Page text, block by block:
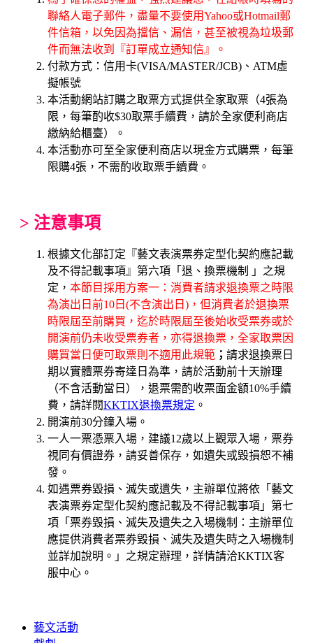
聯絡人電子郵件，盡量不要使用Yahoo或Hotmail郵
件信箱，以免因為擋信、漏信，甚至被視為垃圾郵
件而無法收到『訂單成立通知信』。
付款方式：信用卡(VISA/MASTER/JCB)、ATM虛
擬帳號
本活動網站訂購之取票方式提供全家取票（4張為
限，每筆酌收$30取票手續費，請於全家便利商店
繳納給櫃臺）。
本活動亦可至全家便利商店以現金方式購票，每筆
限購4張，不需酌收取票手續費。
> 注意事項
根據文化部訂定『藝文表演票券定型化契約應記載
及不得記載事項』第六項「退、換票機制 」之規
定， 本節目採用方案一：消費者請求退換票之時限
為演出日前10日(不含演出日)，但消費者於退換票
時限屆至前購買，迄於時限屆至後始收受票券或於
開演前仍未收受票券者，亦得退換票，全家取票因
購買當日便可取票則不適用此規範 ； 請求退換票日
期以實體票券寄達日為準，請於活動前十天辦理
（不含活動當日），退票需酌收票面金額10%手續
費，請詳閱KKTIX退換票規定 。
開演前30分鐘入場。
一人一票憑票入場，建議12歲以上觀眾入場，票券
視同有價證券，請妥善保存，如遺失或毀損恕不補
發。
如遇票券毀損、滅失或遺失，主辦單位將依「藝文
表演票券定型化契約應記載及不得記載事項」第七
項「票券毀損、滅失及遺失之入場機制：主辦單位
應提供消費者票券毀損、滅失及遺失時之入場機制
並詳加說明。」之規定辦理，詳情請洽KKTIX客
服中心。
藝文活動